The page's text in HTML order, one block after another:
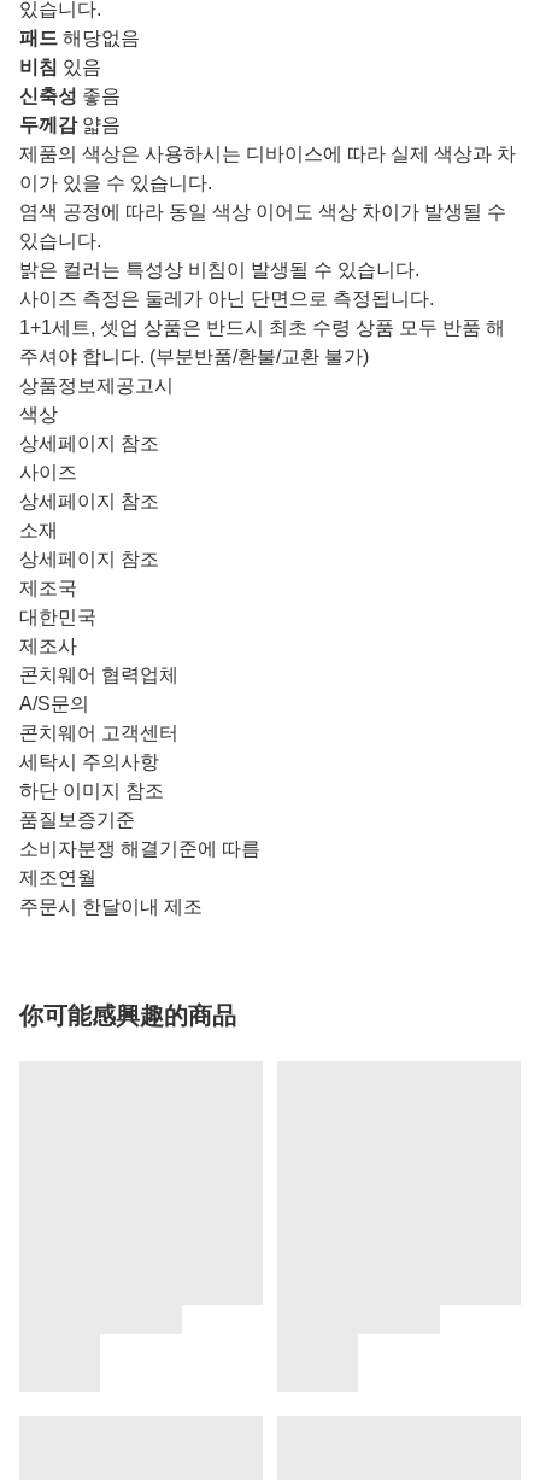
있습니다.
패드 해당없음
비침 있음
신축성 좋음
두께감얇음
제품의 색상은 사용하시는 디바이스에 따라 실제 색상과 차
이가 있을 수 있습니다.
염색 공정에 따라 동일 색상 이어도 색상 차이가 발생될 수
있습니다.
밝은 컬러는 특성상 비침이 발생될 수 있습니다.
사이즈 측정은 둘레가 아닌 단면으로 측정됩니다.
1+1세트, 셋업 상품은 반드시 최초 수령 상품 모두 반품 해
주셔야 합니다. (부분반품/환불/교환 불가)
상품정보제공고시
색상
상세페이지 참조
사이즈
상세페이지 참조
소재
상세페이지 참조
제조국
대한민국
제조사
콘치웨어 협력업체
A/S문의
콘치웨어 고객센터
세탁시 주의사항
하단 이미지 참조
품질보증기준
소비자분쟁 해결기준에 따름
제조연월
주문시 한달이내 제조
你可能感興趣的商品